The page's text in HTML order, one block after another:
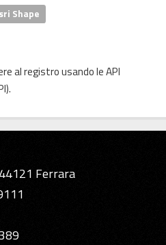
Shape
al registro usando leAPI
).
Ferrara